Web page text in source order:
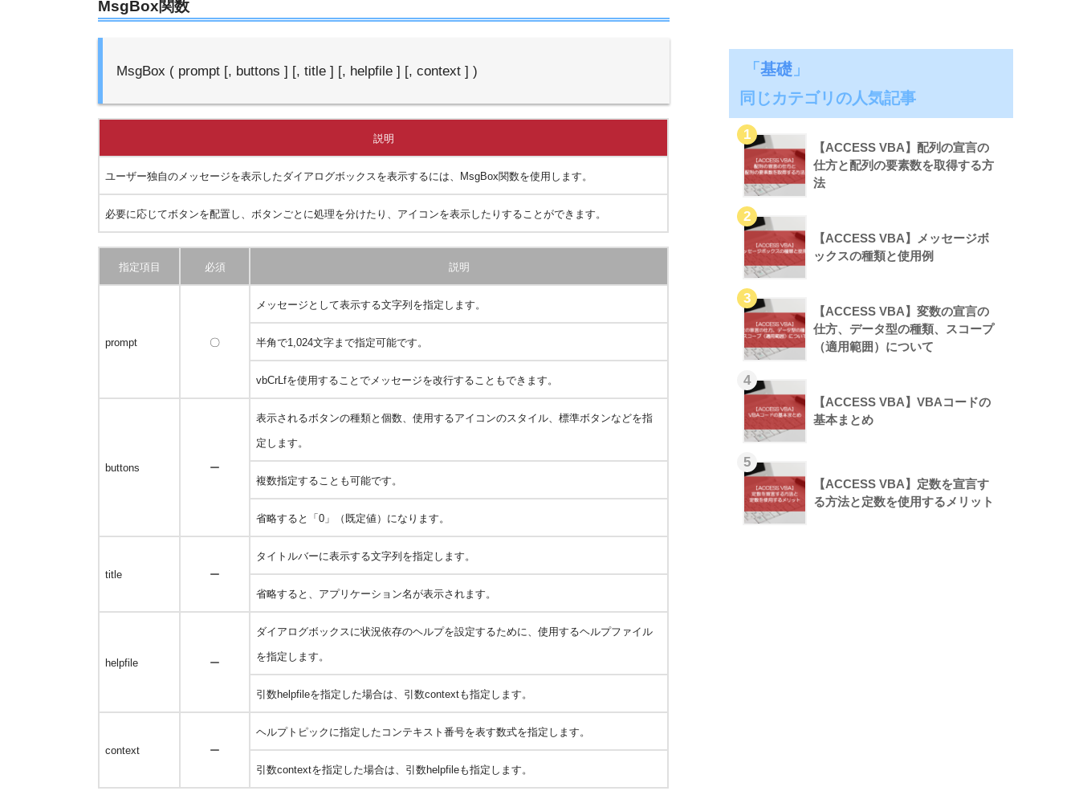
MsgBox関数
MsgBox ( prompt [, buttons ] [, title ] [, helpfile ] [, context ] )
説明
ユーザー独自のメッセージを表示したダイアログボックスを表示するには、MsgBox関数を使用します。
必要に応じてボタンを配置し、ボタンごとに処理を分けたり、アイコンを表示したりすることができます。
指定項目 必須 説明
prompt 〇
メッセージとして表示する文字列を指定します。
半角で1,024文字まで指定可能です。
vbCrLfを使用することでメッセージを改行することもできます。
buttons ー
表示されるボタンの種類と個数、使用するアイコンのスタイル、標準ボタンなどを指
定します。
複数指定することも可能です。
省略すると「0」（既定値）になります。
title ー
タイトルバーに表示する文字列を指定します。
省略すると、アプリケーション名が表示されます。
helpfile ー
ダイアログボックスに状況依存のヘルプを設定するために、使用するヘルプファイル
を指定します。
引数helpfileを指定した場合は、引数contextも指定します。
context ー
ヘルプトピックに指定したコンテキスト番号を表す数式を指定します。
引数contextを指定した場合は、引数helpfileも指定します。
「基礎 」
同じカテゴリの人気記事
【ACCESS VBA】配列の宣言の
仕方と配列の要素数を取得する方
法
【ACCESS VBA】メッセージボ
ックスの種類と使用例
【ACCESS VBA】変数の宣言の
仕方、データ型の種類、スコープ
（適用範囲）について
【ACCESS VBA】VBAコードの
基本まとめ
【ACCESS VBA】定数を宣言す
る方法と定数を使用するメリット